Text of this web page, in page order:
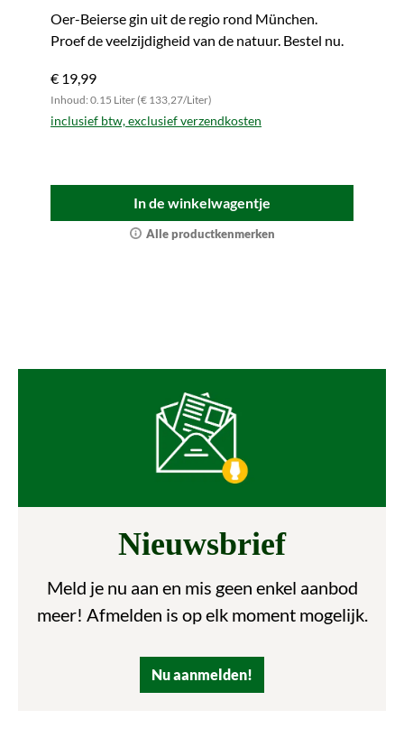
Oer-Beierse gin uit de regio rond München.
Proef de veelzijdigheid van de natuur. Bestel nu.
€ 19,99
Inhoud: 0.15 Liter (€ 133,27/Liter)
inclusief btw, exclusief verzendkosten
In de winkelwagentje
Alle productkenmerken
Nieuwsbrief
Meld je nu aan en mis geen enkel aanbod
meer! Afmelden is op elk moment mogelijk.
Nu aanmelden!